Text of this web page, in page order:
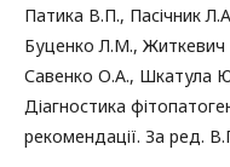
Патика В.П., Пасічник
Буценко Л.М.,
Савенко О.А., Шкатула
Діагностика
рекомендації. За ред.